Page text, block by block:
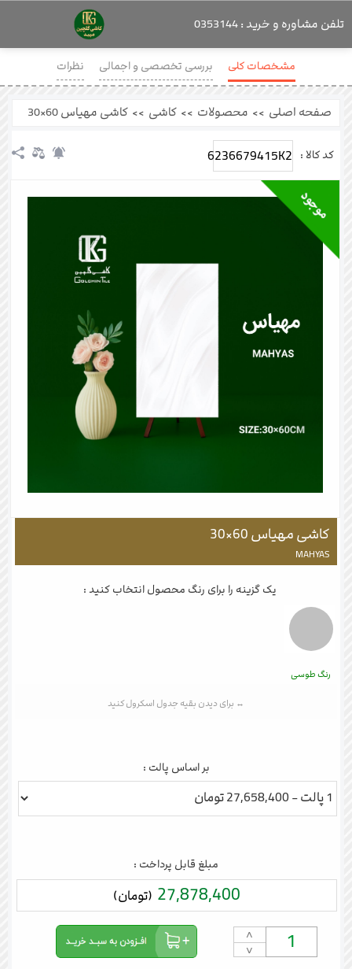
مشخصات کلی بررسی تخصصی و اجمالی نظرات
صفحه اصلی >> محصولات >> کاشی >> کاشی مهیاس 60×30
کد کالا : 6236679415K2
کاشی مهیاس 60×30
MAHYAS
یک گزینه را برای رنگ محصول انتخاب کنید :
رنگ طوسی
بر اساس پالت :
مبلغ قابل پرداخت :
27,878,400 (تومان)
˄
˅
تلفن مشاوره و خرید : 0353144